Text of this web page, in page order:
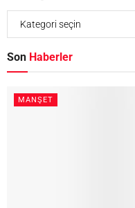
Son Haberler
MANŞET